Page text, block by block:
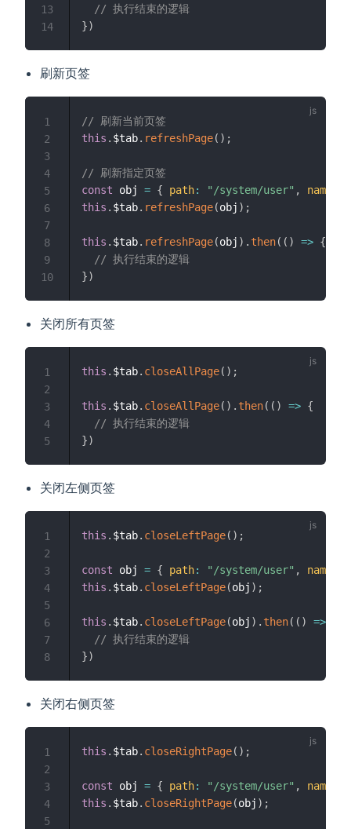
// 执行结束的逻辑
})
13
14
刷新页签
// 刷新当前页签
this . $tab. refreshPage( ) ;
// 刷新指定页签
const obj = { path: "/system/user" , name
this . $tab. refreshPage(obj ) ;
this . $tab. refreshPage(obj ) . then( ( ) => {
// 执行结束的逻辑
})
1
2
3
4
5
6
7
8
9
10
关闭所有页签
this . $tab. closeAllPage( ) ;
this . $tab. closeAllPage( ) . then( ( ) => {
// 执行结束的逻辑
})
1
2
3
4
5
关闭左侧页签
this . $tab. closeLeftPage( ) ;
const obj = { path: "/system/user" , name
this . $tab. closeLeftPage(obj ) ;
this . $tab. closeLeftPage(obj ) . then( ( ) =>
// 执行结束的逻辑
})
1
2
3
4
5
6
7
8
关闭右侧页签
this . $tab. closeRightPage( ) ;
const obj = { path: "/system/user" , name
this . $tab. closeRightPage(obj ) ;
1
2
3
4
5